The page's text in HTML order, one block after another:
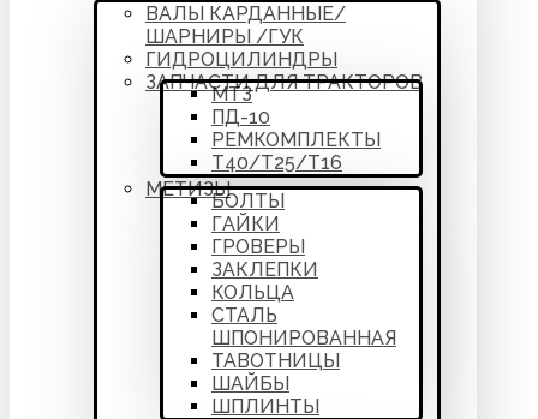
ВАЛЫ КАРДАННЫЕ/
ШАРНИРЫ /ГУК
ГИДРОЦИЛИНДРЫ
ЗАПЧАСТИ ДЛЯ ТРАКТОРОВ
МТЗ
ПД-10
РЕМКОМПЛЕКТЫ
Т40/Т25/Т16
МЕТИЗЫ
БОЛТЫ
ГАЙКИ
ГРОВЕРЫ
ЗАКЛЕПКИ
КОЛЬЦА
СТАЛЬ
ШПОНИРОВАННАЯ
ТАВОТНИЦЫ
ШАЙБЫ
ШПЛИНТЫ